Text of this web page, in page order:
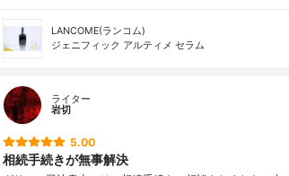
LANCOME(ランコム)
ジェニフィック アルティメ セラム
ライター
岩切
5.00
相続手続きが無事解決